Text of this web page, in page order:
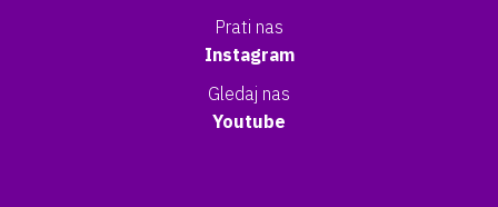
Prati nas
Instagram
Gledaj nas
Youtube